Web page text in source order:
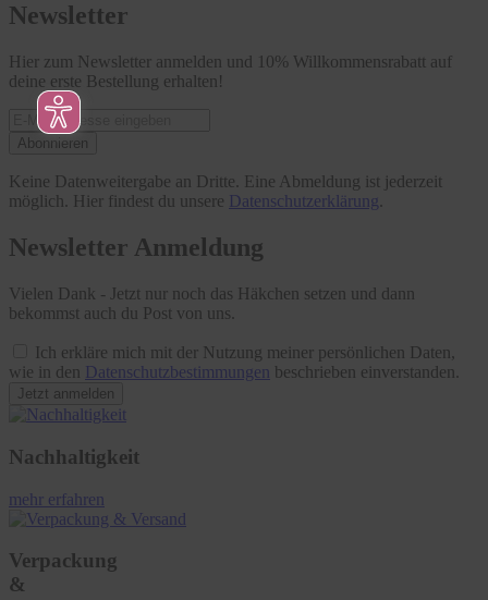
Newsletter
Hier zum Newsletter anmelden und 10% Willkommensrabatt auf
deine erste Bestellung erhalten!
Abonnieren
Keine Datenweitergabe an Dritte. Eine Abmeldung ist jederzeit
möglich. Hier findest du unsere Datenschutzerklärung
Newsletter Anmeldung
Vielen Dank - Jetzt nur noch das Häkchen setzen und dann
bekommst auch du Post von uns.
Ich erkläre mich mit der Nutzung meiner persönlichen Daten,
wie in den Datenschutzbestimmungen beschrieben einverstanden.
Jetzt anmelden
Nachhaltigkeit
mehr erfahren
Verpackung
&